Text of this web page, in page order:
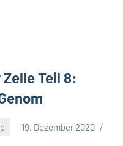
Teil 8:
19. Dezember 2020